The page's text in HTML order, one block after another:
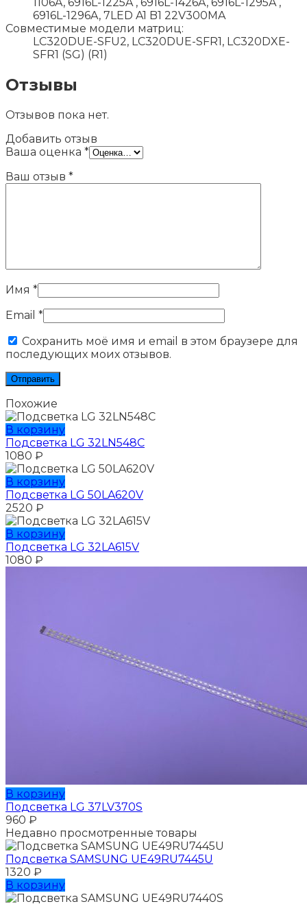
6916L-1296A, 7LED A1 B1 22V300MA
Совместимые модели матриц:
LC320DUE-SFU2, LC320DUE-SFR1, LC320DXE-
SFR1 (SG) (R1)
Отзывы
Отзывов пока нет.
Добавить отзыв
Ваша оценка *
Ваш отзыв *
Имя *
Email *
Сохранить моё имя и email в этом браузере для
последующих моих отзывов.
Похожие
В корзину
Подсветка LG 32LN548C
1080 ₽
В корзину
Подсветка LG 50LA620V
2520 ₽
В корзину
Подсветка LG 32LA615V
1080 ₽
В корзину
Подсветка LG 37LV370S
960 ₽
Недавно просмотренные товары
Подсветка SAMSUNG UЕ49RU7445U
1320 ₽
В корзину